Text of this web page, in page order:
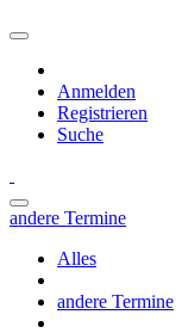
Anmelden
Registrieren
Suche
andere Termine
Alles
andere Termine